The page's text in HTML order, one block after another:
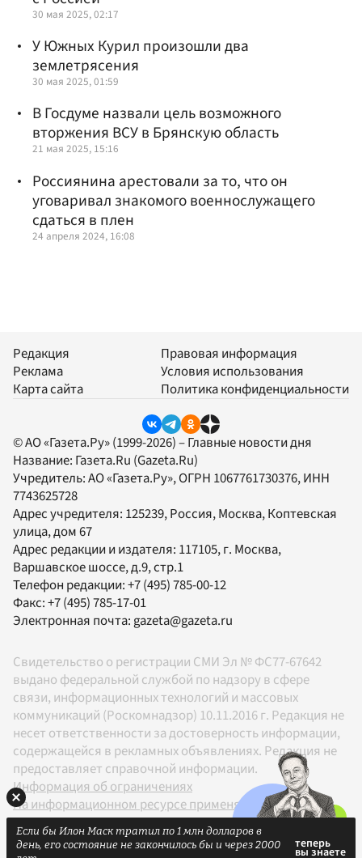
30 мая 2025, 02:17
У Южных Курил произошли два
землетрясения
30 мая 2025, 01:59
В Госдуме назвали цель возможного
вторжения ВСУ в Брянскую область
21 мая 2025, 15:16
Россиянина арестовали за то, что он
уговаривал знакомого военнослужащего
сдаться в плен
24 апреля 2024, 16:08
Редакция
Реклама
Карта сайта
Правовая информация
Условия использования
Политика конфиденциальности
© АО «Газета.Ру» (1999-2026) – Главные новости дня
Название: Газета.Ru (Gazeta.Ru)
Учредитель:АО «Газета.Ру», ОГРН 1067761730376, ИНН
7743625728
Адрес учредителя: 125239, Россия, Москва, Коптевская
улица, дом 67
Адрес редакции и издателя: 117105, г. Москва,
Варшавское шоссе, д.9, стр.1
Телефон редакции:+7 (495) 785-00-12
Факс:+7 (495) 785-17-01
Электронная почта:gazeta@gazeta.ru
Свидетельство о регистрации СМИ Эл № ФС77-67642
выдано федеральной службой по надзору в сфере
связи, информационных технологий и массовых
коммуникаций (Роскомнадзор) 10.11.2016 г. Редакция не
несет ответственности за достоверность информации,
содержащейся в рекламных объявлениях. Редакция не
предоставляет справочной информации.
Информация об ограничениях
На информационном ресурсе применяются
рекомендательные технологии в соответствии с
Правилами
Если бы Илон Маск тратил по 1 млн долларов в
день, его состояние не закончилось бы и через 2000